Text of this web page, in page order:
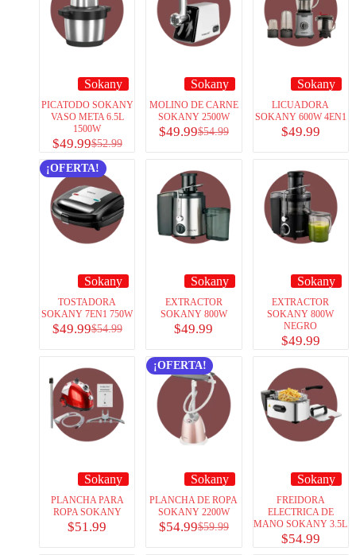
Sokany
PICATODO SOKANY
VASO META 6.5L
1500W
$52.99
$49.99
Sokany
MOLINO DE CARNE
SOKANY 2500W
$54.99
$49.99
Sokany
LICUADORA
SOKANY 600W 4EN1
$49.99
¡OFERTA!
Sokany
TOSTADORA
SOKANY 7EN1 750W
$54.99
$49.99
Sokany
EXTRACTOR
SOKANY 800W
$49.99
Sokany
EXTRACTOR
SOKANY 800W
NEGRO
$49.99
Sokany
PLANCHA PARA
ROPA SOKANY
$51.99
¡OFERTA!
Sokany
PLANCHA DE ROPA
SOKANY 2200W
$59.99
$54.99
Sokany
FREIDORA
ELECTRICA DE
MANO SOKANY 3.5L
$54.99